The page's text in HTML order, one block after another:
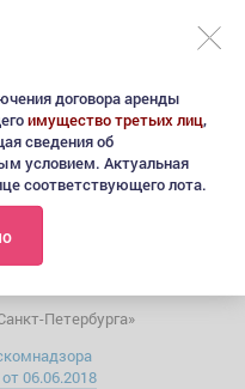
договора аренды
имущество третьих лиц,
сведения об
условием. Актуальная
соответствующего лота.
ВТОРНИК
Петербурга»
06.06.2018